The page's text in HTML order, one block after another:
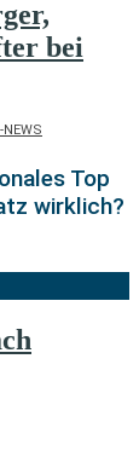
bei
NEWS
Top
wirklich?